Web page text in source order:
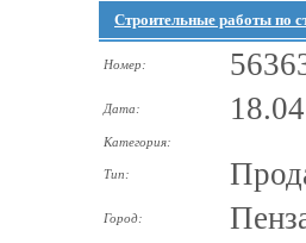
Строительные работы по
Номер:
Дата:
Категория:
Тип:
Город: